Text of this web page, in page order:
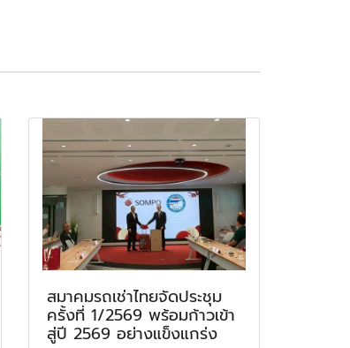
สมาคมรถเช่าไทยจัดประชุม
ครั้งที่ 1/2569 พร้อมก้าวเข้า
สู่ปี 2569 อย่างแข็งแกร่ง